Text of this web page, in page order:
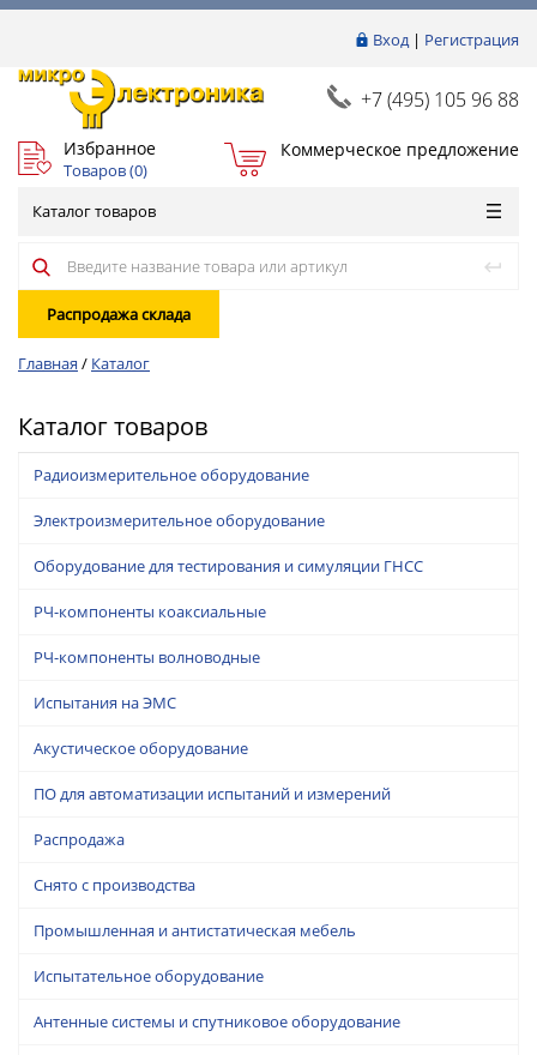
Вход| Регистрация
+7 (495) 105 96 88
Избранное
Товаров (0)
Коммерческое предложение
Каталог товаров
Распродажа склада
Главная / Каталог
Каталог товаров
Радиоизмерительное оборудование
Электроизмерительное оборудование
Оборудование для тестирования и симуляции ГНСС
РЧ-компоненты коаксиальные
РЧ-компоненты волноводные
Испытания на ЭМС
Акустическое оборудование
ПО для автоматизации испытаний и измерений
Распродажа
Снято с производства
Промышленная и антистатическая мебель
Испытательное оборудование
Антенные системы и спутниковое оборудование